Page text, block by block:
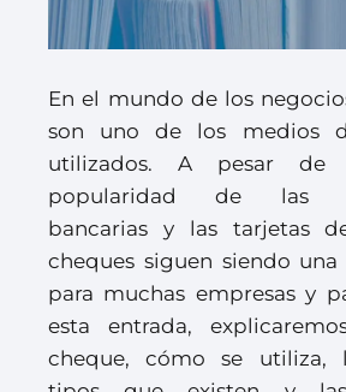
En el mundo de los
son uno de los medios
utilizados. A pesar de
popularidad de las
bancarias y las tarjetas
cheques siguen siendo
para muchas empresas y
esta entrada,
cheque, cómo se utiliza,